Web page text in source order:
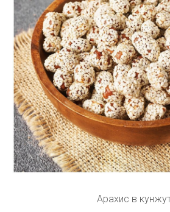
Арахис в